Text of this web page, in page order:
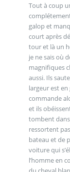
Tout à coup
galop et
court après
tour et là un
je ne sais où
magnifiques
aussi. Ils
largeur est en
commande
et ils
tombent dans
ressortent
bateau et de
voiture qui
l’homme en